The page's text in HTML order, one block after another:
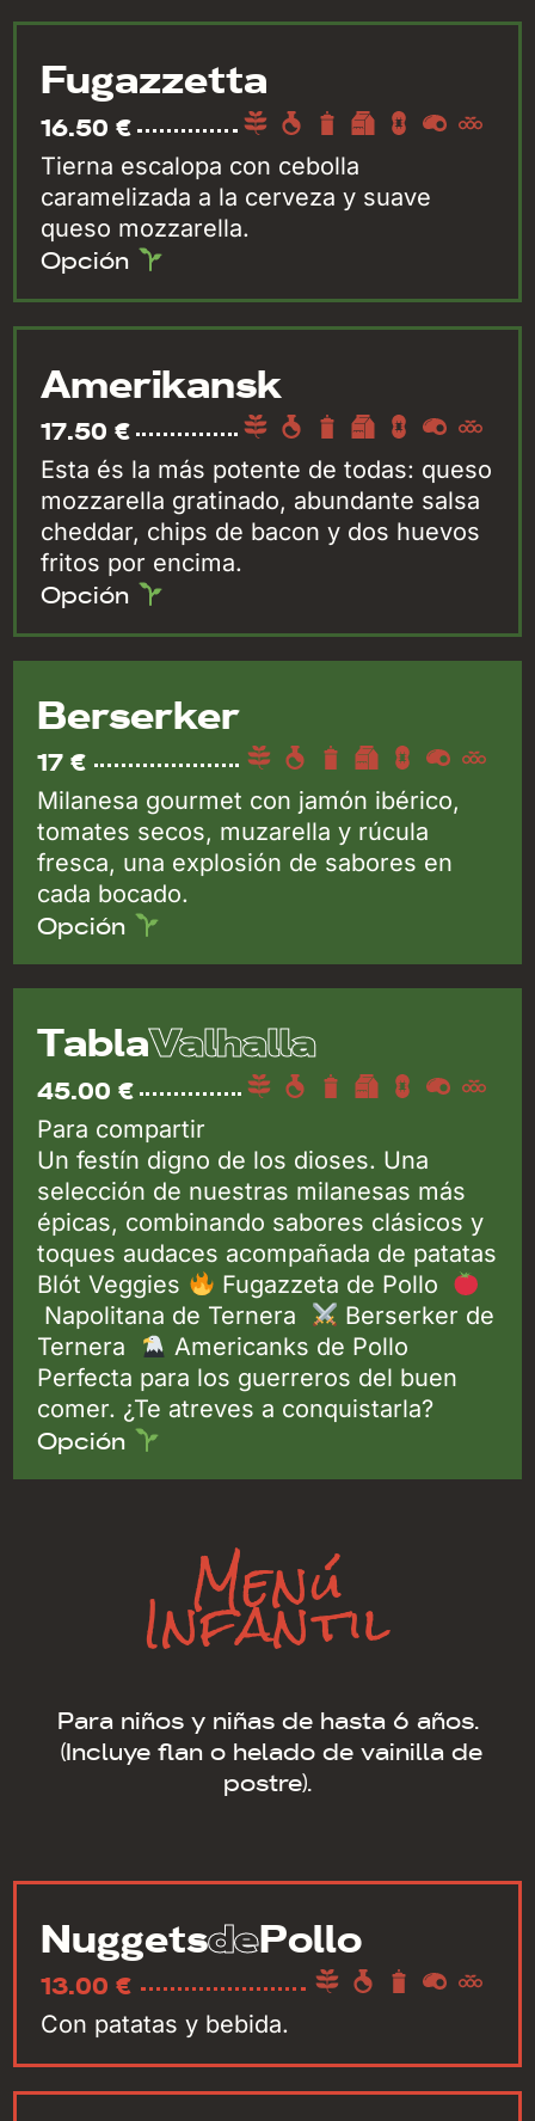
Fugazzetta
16.50 €
Tierna escalopa con cebolla
caramelizada a la cerveza y suave
queso mozzarella.
Opción
Amerikansk
17.50 €
Esta és la más potente de todas: queso
mozzarella gratinado, abundante salsa
cheddar, chips de bacon y dos huevos
fritos por encima.
Opción
Berserker
17 €
Milanesa gourmet con jamón ibérico,
tomates secos, muzarella y rúcula
fresca, una explosión de sabores en
cada bocado.
Opción
TablaValhalla
45.00 €
Para compartir
Un festín digno de los dioses. Una
selección de nuestras milanesas más
épicas, combinando sabores clásicos y
toques audaces acompañada de patatas
Blót Veggies
Fugazzeta de Pollo
Napolitana de Ternera
Berserker de
Ternera
Americanks de Pollo
Perfecta para los guerreros del buen
comer. ¿Te atreves a conquistarla?
Opción
Menú
Infantil
Para niños y niñas de hasta 6 años.
(Incluye flan o helado de vainilla de
postre).
NuggetsdePollo
13.00 €
Con patatas y bebida.